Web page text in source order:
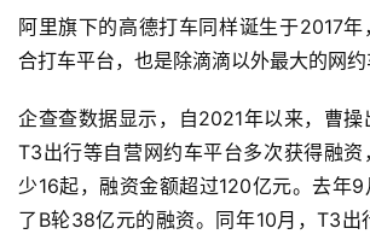
市
多
内
阿里旗下的高德打车同样诞生于2017
合打车平台，也是除滴滴以外最大的网约
企查查数据显示，自2021年以来，曹操
T3出行等自营网约车平台多次获得融资
少16起，融资金额超过120亿元。去年
了B轮38亿元的融资。同年10月，T3出